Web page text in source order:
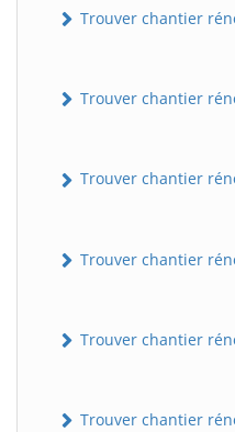
Trouver chantier
Trouver chantier
Trouver chantier
Trouver chantier
Trouver chantier
Trouver chantier